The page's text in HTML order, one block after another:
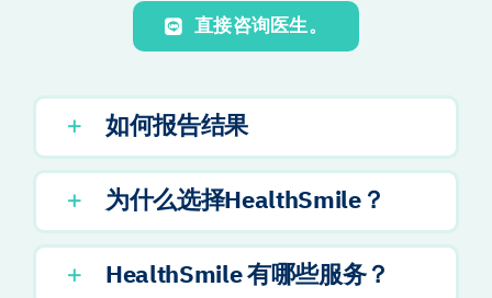
直接咨询医生。
如何报告结果
为什么选择HealthSmile？
HealthSmile 有哪些服务？